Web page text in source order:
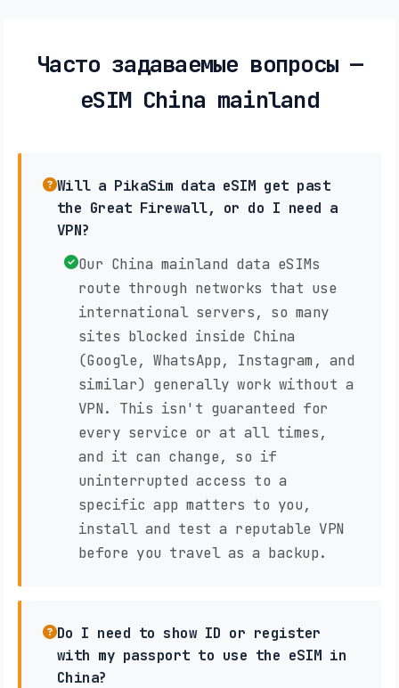
Часто задаваемые вопросы —
eSIM China mainland
Will a PikaSim data eSIM get past
the Great Firewall, or do I need a
VPN?
Our China mainland data eSIMs
route through networks that use
international servers, so many
sites blocked inside China
(Google, WhatsApp, Instagram, and
similar) generally work without a
VPN. This isn't guaranteed for
every service or at all times,
and it can change, so if
uninterrupted access to a
specific app matters to you,
install and test a reputable VPN
before you travel as a backup.
Do I need to show ID or register
with my passport to use the eSIM in
China?